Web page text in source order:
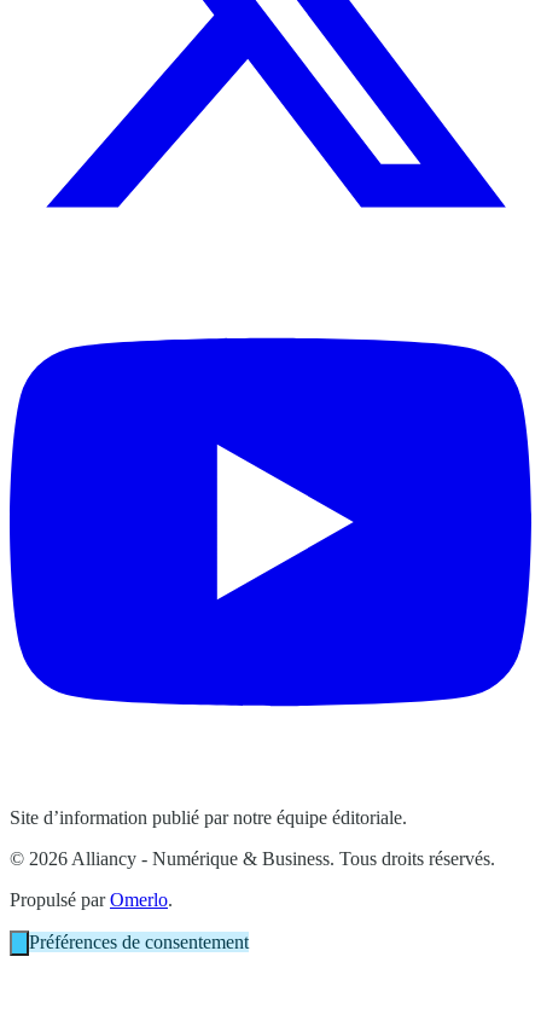
Site d’information publié par notre équipe éditoriale.
© 2026 Alliancy - Numérique & Business. Tous droits réservés.
Propulsé parOmerlo.
Préférences de consentement